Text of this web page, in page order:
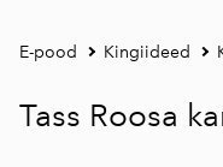
E-pood Kingiideed
Tass Roosa